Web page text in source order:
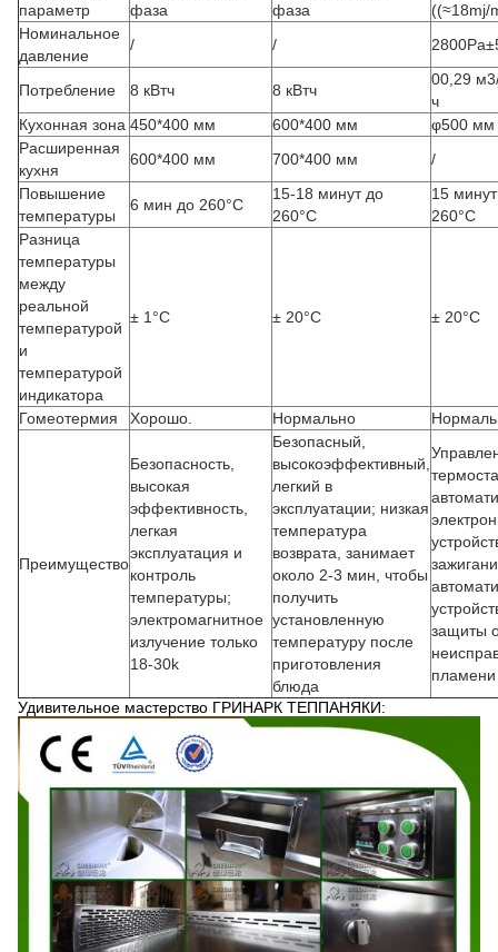
параметр
фаза
фаза
((≈18mj/
Номинальное
давление
/ /
Потребление 8 кВтч 8 кВтч
00,29
ч
Кухонная зона 450*400 мм 600*400 мм
φ500 мм
Расширенная
кухня
600*400 мм 700*400 мм
/
Повышение
температуры
6 мин до 260°C
15-18 минут до
260°C
15
260°C
Разница
температуры
между
реальной
температурой
и
температурой
индикатора
± 1°C ± 20°C ± 20°C
Гомеотермия Хорошо. Нормально
Преимущество
Безопасность,
высокая
эффективность,
легкая
эксплуатация и
контроль
температуры;
электромагнитное
излучение только
18-30k
Безопасный,
высокоэффективный,
легкий в
эксплуатации; низкая
температура
возврата, занимает
около 2-3 мин, чтобы
получить
установленную
температуру после
приготовления
блюда
защиты
пламени
Удивительное мастерство ГРИНАРК ТЕППАНЯКИ: